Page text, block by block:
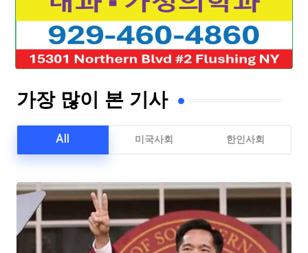
가장 많이 본 기사
All 미국사회 한인사회